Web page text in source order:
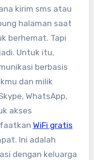
kirim sms atau
halaman saat
berhemat. Tapi
Untuk itu,
berbasis
dan milik
WhatsApp,
akses
WiFi gratis
Ini adalah
dengan keluarga